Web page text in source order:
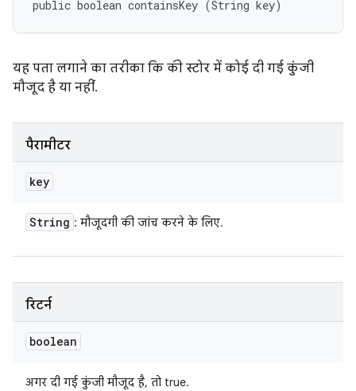
public boolean containsKey (String key)
यह पता लगाने का तरीका कि की स्टोर में कोई दी गई कुंजी
मौजूद है या नहीं.
पैरामीटर
key
String : मौजूदगी की जांच करने के लिए.
रिटर्न
boolean
अगर दी गई कुंजी मौजूद है, तो true.